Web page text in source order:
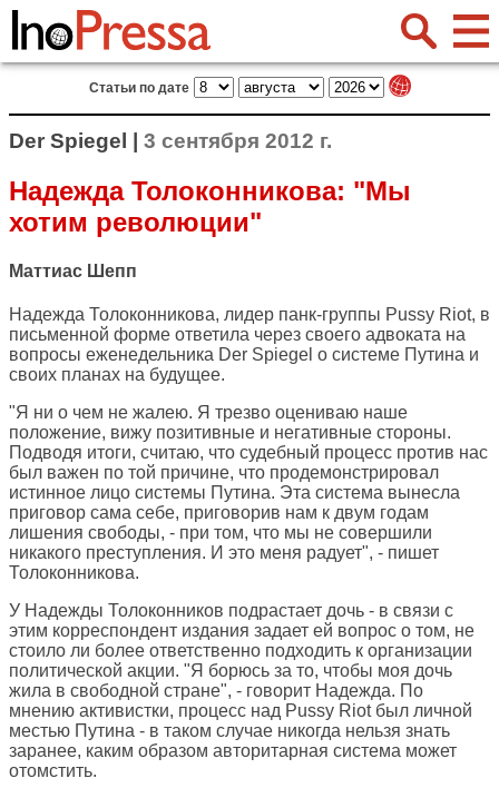
Статьи по дате
Der Spiegel | 3 сентября 2012 г.
Надежда Толоконникова: "Мы
хотим революции"
Маттиас Шепп
Надежда Толоконникова, лидер панк-группы Pussy Riot, в
письменной форме ответила через своего адвоката на
вопросы еженедельника Der Spiegel о системе Путина и
своих планах на будущее.
"Я ни о чем не жалею. Я трезво оцениваю наше
положение, вижу позитивные и негативные стороны.
Подводя итоги, считаю, что судебный процесс против нас
был важен по той причине, что продемонстрировал
истинное лицо системы Путина. Эта система вынесла
приговор сама себе, приговорив нам к двум годам
лишения свободы, - при том, что мы не совершили
никакого преступления. И это меня радует", - пишет
Толоконникова.
У Надежды Толоконников подрастает дочь - в связи с
этим корреспондент издания задает ей вопрос о том, не
стоило ли более ответственно подходить к организации
политической акции. "Я борюсь за то, чтобы моя дочь
жила в свободной стране", - говорит Надежда. По
мнению активистки, процесс над Pussy Riot был личной
местью Путина - в таком случае никогда нельзя знать
заранее, каким образом авторитарная система может
отомстить.